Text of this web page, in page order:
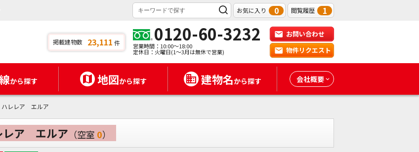
お気に入り 0 閲覧履歴 1
掲載建物数 23,111 件 0120-60-3232
営業時間：10:00～18:00
定休日：火曜日(1～3月は無休で営業)
お問い合わせ
物件リクエスト
から探す 地図から探す 建物名から探す 会社概要
ハレレア エルア
レア エルア （空室 0）